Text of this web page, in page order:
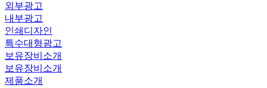
외부광고
내부광고
인쇄디자인
특수대형광고
보유장비소개
보유장비소개
제품소개